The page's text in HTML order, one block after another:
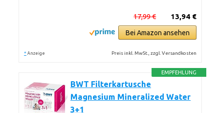
13,94 €
17,99 €
Bei Amazon ansehen
* Anzeige Preis inkl. MwSt., zzgl. Versandkosten
EMPFEHLUNG
BWT Filterkartusche
Magnesium Mineralized Water
3+1